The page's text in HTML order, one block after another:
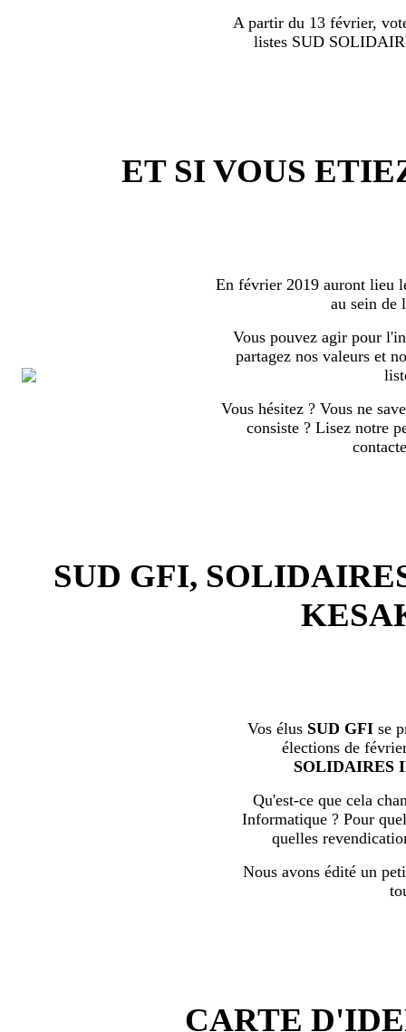
A partir du 13 février,
listes SUD
ET SI VOUS
En février 2019 auront lieu
au sein de
Vous pouvez agir pour
partagez nos valeurs et
Vous hésitez ? Vous ne
consiste ? Lisez notre
SUD GFI,
Vos élus SUD GFI se
élections de
SOLIDAIRES
Qu'est-ce que cela
Informatique ? Pour
quelles
Nous avons édité un
CARTE